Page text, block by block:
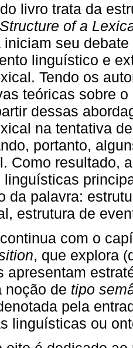
livro trata da
of a
iniciam seu
linguístico e
Tendo os
teóricas sobre
dessas
na tentativa
portanto,
Como resultado,
linguísticas
da palavra:
estrutura de
com o
, que explora
apresentam
noção de tipo
pela
linguísticas ou